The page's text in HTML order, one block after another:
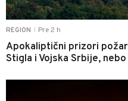
REGION Pre 2 h
Apokaliptični prizori
Stigla i Vojska Srbije,